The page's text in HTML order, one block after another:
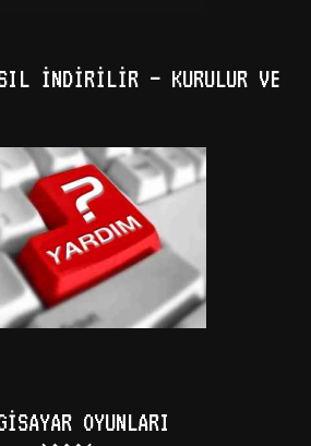
İNDIRILIR – KURULUR VE
OYUNLARI